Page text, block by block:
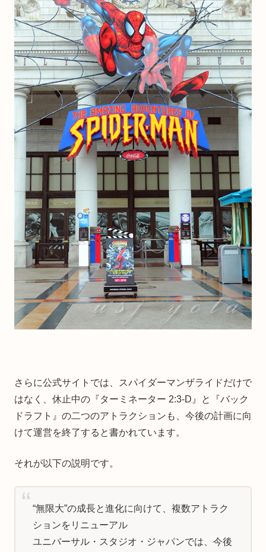
さらに公式サイトでは、スパイダーマンザライドだけで
はなく、休止中の『ターミネーター 2:3-D』と『バック
ドラフト』の二つのアトラクションも、今後の計画に向
けて運営を終了すると書かれています。
それが以下の説明です。
“無限大”の成長と進化に向けて、複数アトラク
ションをリニューアル
ユニバーサル・スタジオ・ジャパンでは、今後